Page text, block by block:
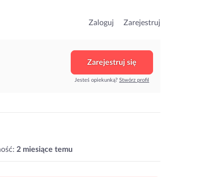
Zaloguj Zarejestruj
Zarejestruj się
Jesteś opiekunką? Stwórz profil
2 miesiące temu